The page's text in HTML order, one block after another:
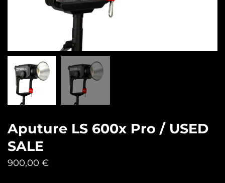
Aputure LS 600x Pro / USED
SALE
900,00 €